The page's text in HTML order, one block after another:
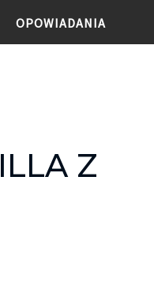
OPOWIADANIA
Z